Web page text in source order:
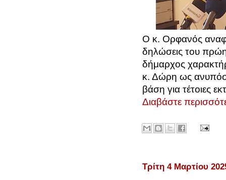
Ο κ. Ορφανός
δηλώσεις του
δήμαρχος
κ. Δώρη ως
βάση για τέτοιες
Διαβάστε
Τρίτη 4 Μαρτίου